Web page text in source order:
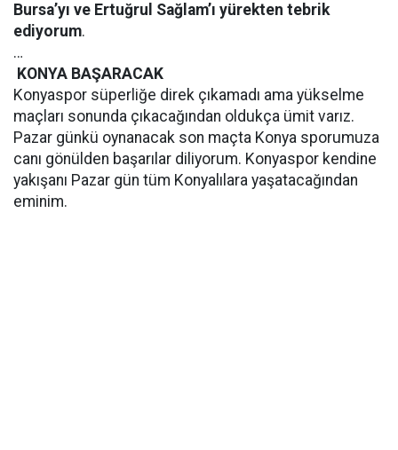
Bursa’yı ve Ertuğrul Sağlam’ı yürekten tebrik
ediyorum.
…
KONYA BAŞARACAK
Konyaspor süperliğe direk çıkamadı ama yükselme
maçları sonunda çıkacağından oldukça ümit varız.
Pazar günkü oynanacak son maçta Konya sporumuza
canı gönülden başarılar diliyorum. Konyaspor kendine
yakışanı Pazar gün tüm Konyalılara yaşatacağından
eminim.